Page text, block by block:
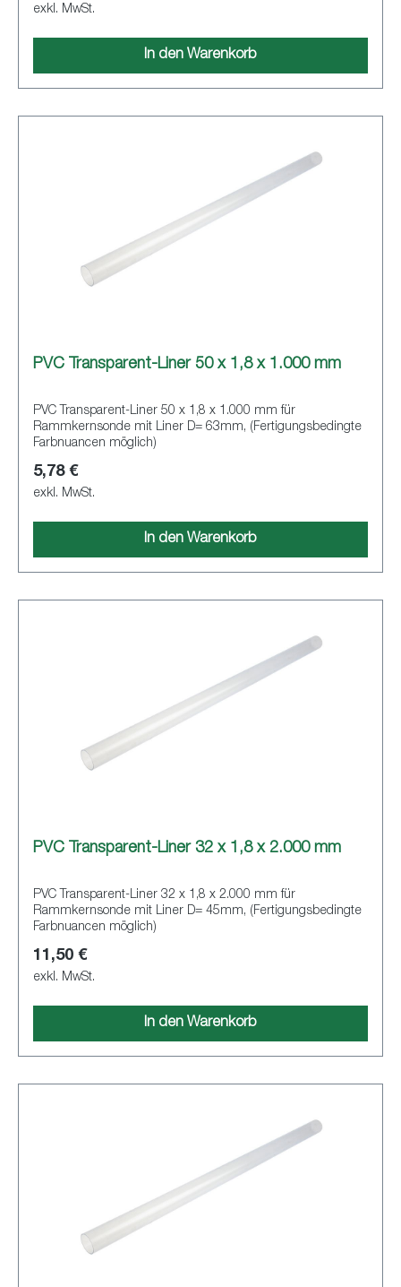
exkl. MwSt.
In den Warenkorb
PVC Transparent-Liner 50 x 1,8 x 1.000 mm
PVC Transparent-Liner 50 x 1,8 x 1.000 mm für
Rammkernsonde mit Liner D= 63mm, (Fertigungsbedingte
Farbnuancen möglich)
5,78 €
exkl. MwSt.
In den Warenkorb
PVC Transparent-Liner 32 x 1,8 x 2.000 mm
PVC Transparent-Liner 32 x 1,8 x 2.000 mm für
Rammkernsonde mit Liner D= 45mm, (Fertigungsbedingte
Farbnuancen möglich)
11,50 €
exkl. MwSt.
In den Warenkorb